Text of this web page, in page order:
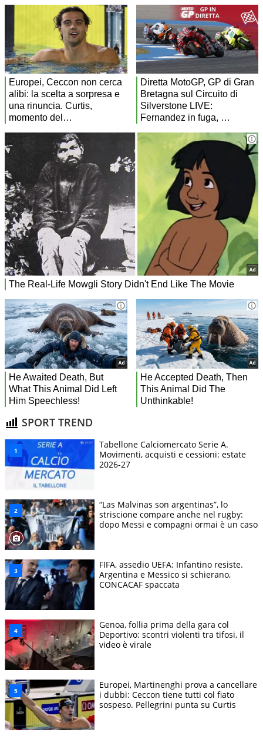
SPORT TREND
Tabellone Calciomercato Serie A.
Movimenti, acquisti e cessioni: estate
2026-27
“Las Malvinas son argentinas”, lo
striscione compare anche nel rugby:
dopo Messi e compagni ormai è un caso
FIFA, assedio UEFA: Infantino resiste.
Argentina e Messico si schierano,
CONCACAF spaccata
Genoa, follia prima della gara col
Deportivo: scontri violenti tra tifosi, il
video è virale
Europei, Martinenghi prova a cancellare
i dubbi: Ceccon tiene tutti col fiato
sospeso. Pellegrini punta su Curtis